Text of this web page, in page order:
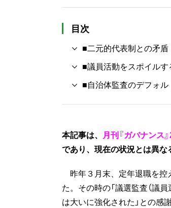
目次
■二元的代表制との矛盾
■議員活動をスポイルす
■自治体監査のデフォル
本記事は、 月刊『ガバナンス
であり、現在の状況とは異な
昨年３月末、定年退職を控
た。その時の「議選監査（議
は大いに強化された」との感